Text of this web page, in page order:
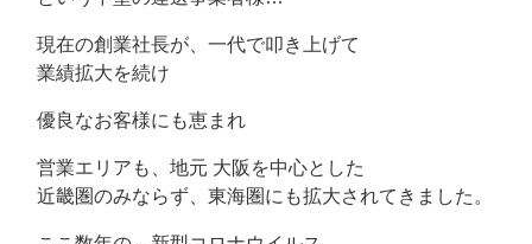
現在の創業社長が、一代で叩き上げて
業績拡大を続け
優良なお客様にも恵まれ
営業エリアも、地元 大阪を中心とした
近畿圏のみならず、東海圏にも拡大されてきました。